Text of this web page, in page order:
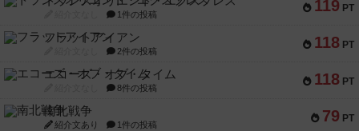
119 PT
1件の投稿
118 PT
フラットアイアン
2件の投稿
118 PT
エコーズ・オブ・タイム
8件の投稿
79 PT
南北戦争
紹介文あり 1件の投稿